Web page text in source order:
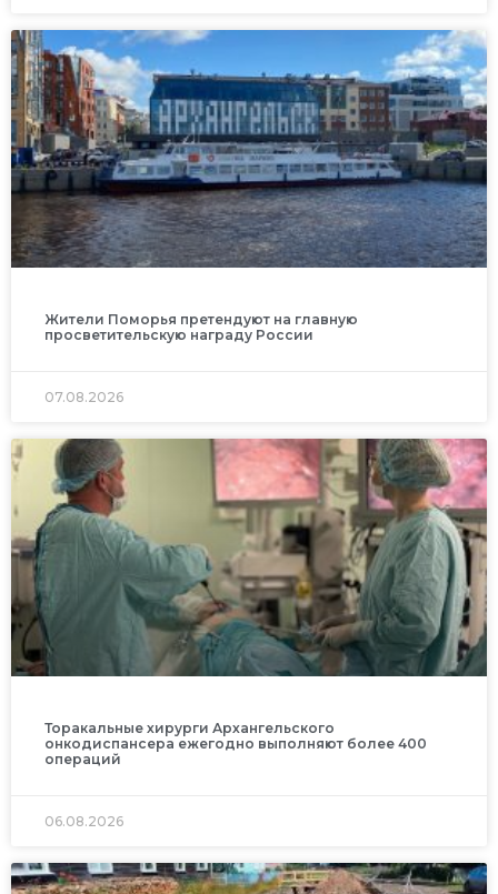
Жители Поморья претендуют на главную
просветительскую награду России
07.08.2026
Торакальные хирурги Архангельского
онкодиспансера ежегодно выполняют более 400
операций
06.08.2026